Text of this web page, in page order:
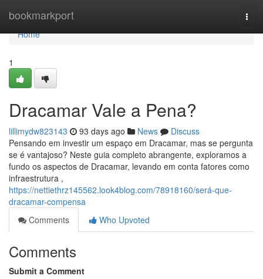
bookmarkport
Home
Home
1
Dracamar Vale a Pena?
lillimydw823143 93 days ago News
Discuss
Pensando em investir um espaço em Dracamar, mas se pergunta
se é vantajoso? Neste guia completo abrangente, exploramos a
fundo os aspectos de Dracamar, levando em conta fatores como
infraestrutura ,
https://nettiethrz145562.look4blog.com/78918160/será-que-
dracamar-compensa
Comments
Who Upvoted
Comments
Submit a Comment